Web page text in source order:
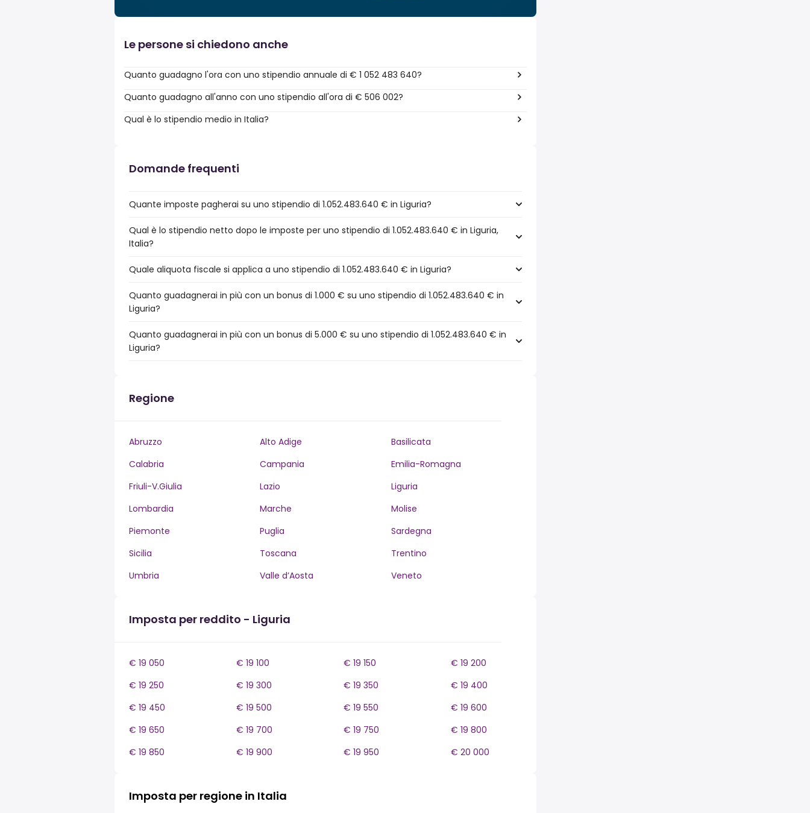
Le persone si chiedono anche
Quanto guadagno l'ora con uno stipendio annuale di € 1 052 483 640?
Quanto guadagno all'anno con uno stipendio all'ora di € 506 002?
Qual è lo stipendio medio in Italia?
Domande frequenti
Quante imposte pagherai su uno stipendio di 1.052.483.640 € in Liguria?
Qual è lo stipendio netto dopo le imposte per uno stipendio di 1.052.483.640 € in Liguria,
Italia?
Quale aliquota fiscale si applica a uno stipendio di 1.052.483.640 € in Liguria?
Quanto guadagnerai in più con un bonus di 1.000 € su uno stipendio di 1.052.483.640 € in
Liguria?
Quanto guadagnerai in più con un bonus di 5.000 € su uno stipendio di 1.052.483.640 € in
Liguria?
Regione
Abruzzo Alto Adige
Basilicata
Calabria
Campania
Emilia-Romagna
Friuli-V.Giulia
Lazio
Liguria
Lombardia
Marche
Molise
Piemonte
Puglia
Sardegna
Sicilia
Toscana
Trentino
Umbria
Valle d’Aosta Veneto
Imposta per reddito - Liguria
€ 19 050 € 19 100 € 19 150
€ 19 200
€ 19 250
€ 19 300 € 19 350
€ 19 400
€ 19 450
€ 19 500 € 19 550
€ 19 600
€ 19 650
€ 19 700 € 19 750
€ 19 800
€ 19 850
€ 19 900 € 19 950 € 20 000
Imposta per regione in Italia